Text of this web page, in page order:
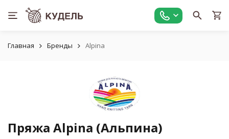
Главная Бренды Alpina
Пряжа Alpina (Альпина)